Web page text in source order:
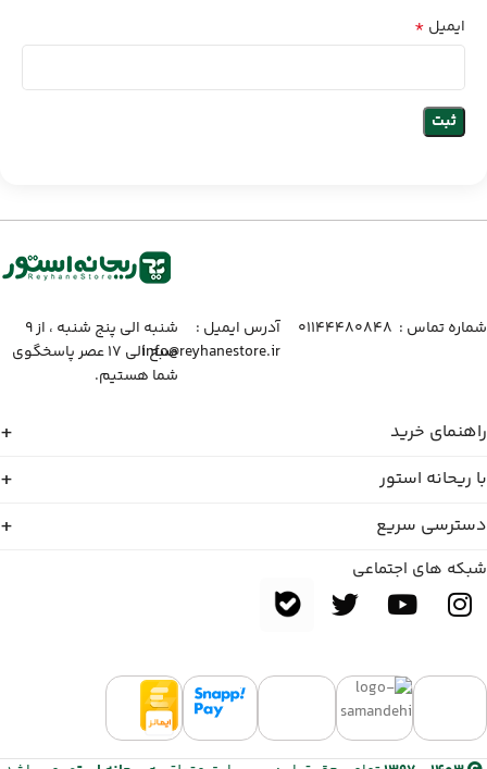
ایمیل *
شماره تماس :‌ ۰۱۱۴۴۴۸۰۸۴۸
آدرس ایمیل :‌
info@reyhanestore.ir
شنبه الی پنج شنبه ، از ۹
صبح الی ۱۷ عصر پاسخگوی
شما هستیم.
راهنمای خرید
با ریحانه استور
دسترسی سریع
شبکه های اجتماعی